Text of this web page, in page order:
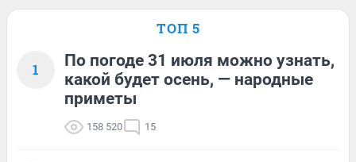
ТОП 5
1
По погоде 31 июля можно узнать,
какой будет осень, — народные
приметы
158 520 15